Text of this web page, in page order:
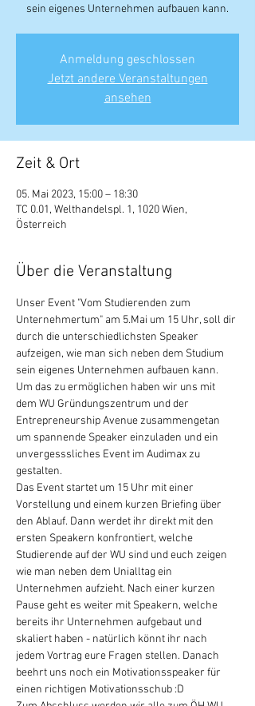
sein eigenes Unternehmen aufbauen kann.
Anmeldung geschlossen
Jetzt andere Veranstaltungen
ansehen
Zeit & Ort
05. Mai 2023, 15:00 – 18:30
TC 0.01, Welthandelspl. 1, 1020 Wien,
Österreich
Über die Veranstaltung
Unser Event "Vom Studierenden zum
Unternehmertum" am 5.Mai um 15 Uhr, soll dir
durch die unterschiedlichsten Speaker
aufzeigen, wie man sich neben dem Studium
sein eigenes Unternehmen aufbauen kann.
Um das zu ermöglichen haben wir uns mit
dem WU Gründungszentrum und der
Entrepreneurship Avenue zusammengetan
um spannende Speaker einzuladen und ein
unvergesssliches Event im Audimax zu
gestalten.
Das Event startet um 15 Uhr mit einer
Vorstellung und einem kurzen Briefing über
den Ablauf. Dann werdet ihr direkt mit den
ersten Speakern konfrontiert, welche
Studierende auf der WU sind und euch zeigen
wie man neben dem Unialltag ein
Unternehmen aufzieht. Nach einer kurzen
Pause geht es weiter mit Speakern, welche
bereits ihr Unternehmen aufgebaut und
skaliert haben - natürlich könnt ihr nach
jedem Vortrag eure Fragen stellen. Danach
beehrt uns noch ein Motivationsspeaker für
einen richtigen Motivationsschub :D